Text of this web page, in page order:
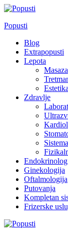
Skip
content
Popusti
Blog
Extrapopusti
Lepota
Masaza
Zdravlje
Endokrinolog
Ginekologija
Oftalmologija
Putovanja
Kompletan
Frizerske